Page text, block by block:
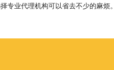
专业代理机构可以省去不少的麻烦